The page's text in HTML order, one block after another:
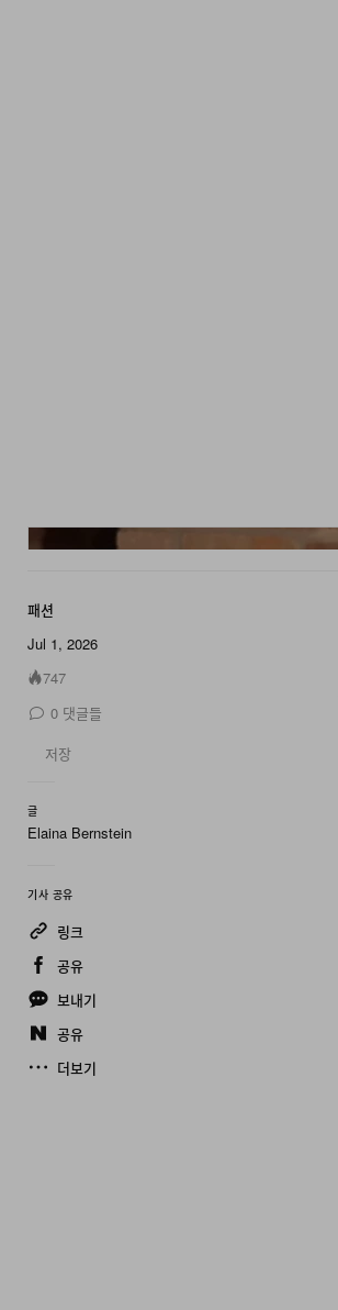
패션
Jul 1, 2026
747
0 댓글들
저장
글
Elaina Bernstein
기사 공유
링크
공유
보내기
공유
더보기